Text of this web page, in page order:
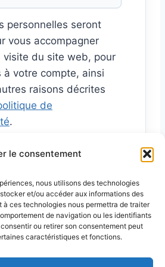
le consentement
nous utilisons des technologies
et/ou accéder aux informations des
à ces technologies nous permettra de traiter
de navigation ou les identifiants
ou retirer son consentement peut
caractéristiques et fonctions.
i
r
e
personnelles seront
vous accompagner
visite du site web, pour
à votre compte, ainsi
raisons décrites
de
.
S’inscrire